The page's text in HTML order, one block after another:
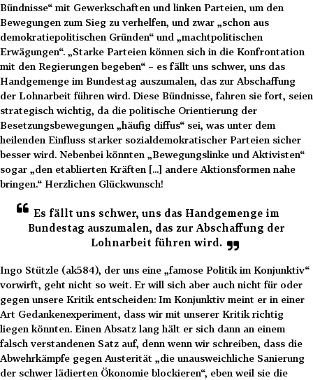
Bündnisse“ mit Gewerkschaften und linken Parteien, um den
Bewegungen zum Sieg zu verhelfen, und zwar „schon aus
demokratiepolitischen Gründen“ und „machtpolitischen
Erwägungen“. „Starke Parteien können sich in die Konfrontation
mit den Regierungen begeben“ – es fällt uns schwer, uns das
Handgemenge im Bundestag auszumalen, das zur Abschaffung
der Lohnarbeit führen wird. Diese Bündnisse, fahren sie fort, seien
strategisch wichtig, da die politische Orientierung der
Besetzungsbewegungen „häufig diffus“ sei, was unter dem
heilenden Einfluss starker sozialdemokratischer Parteien sicher
besser wird. Nebenbei könnten „Bewegungslinke und Aktivisten“
sogar „den etablierten Kräften [...] andere Aktionsformen nahe
bringen.“ Herzlichen Glückwunsch!
Es fällt uns schwer, uns das Handgemenge im
Bundestag auszumalen, das zur Abschaffung der
Lohnarbeit führen wird.
Ingo Stützle (ak584), der uns eine „famose Politik im Konjunktiv“
vorwirft, geht nicht so weit. Er will sich aber auch nicht für oder
gegen unsere Kritik entscheiden: Im Konjunktiv meint er in einer
Art Gedankenexperiment, dass wir mit unserer Kritik richtig
liegen könnten. Einen Absatz lang hält er sich dann an einem
falsch verstandenen Satz auf, denn wenn wir schreiben, dass die
Abwehrkämpfe gegen Austerität „die unausweichliche Sanierung
der schwer lädierten Ökonomie blockieren“, eben weil sie die